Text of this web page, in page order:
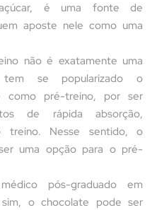
é uma fonte de
aposte nele como uma
não é exatamente uma
tem se popularizado o
pré-treino, por ser
de rápida absorção,
treino. Nesse sentido, o
uma opção para o pré-
pós-graduado em
sim, o chocolate pode ser